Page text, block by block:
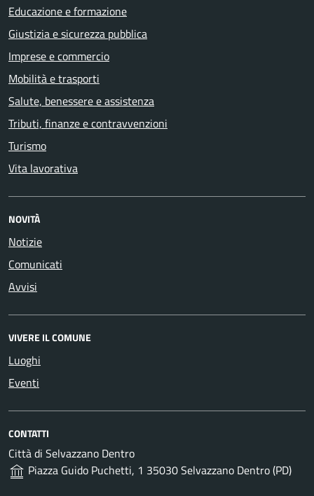
Educazione e formazione
Giustizia e sicurezza pubblica
Imprese e commercio
Mobilità e trasporti
Salute, benessere e assistenza
Tributi, finanze e contravvenzioni
Turismo
Vita lavorativa
NOVITÀ
Notizie
Comunicati
Avvisi
VIVERE IL COMUNE
Luoghi
Eventi
CONTATTI
Città di Selvazzano Dentro
Piazza Guido Puchetti, 1 35030 Selvazzano Dentro (PD)